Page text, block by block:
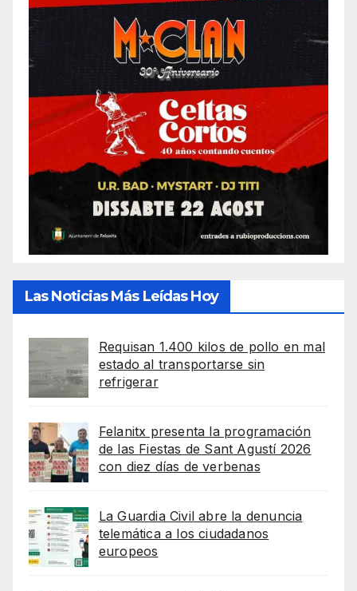
Las Noticias Más Leídas Hoy
Requisan 1.400 kilos de pollo en mal
estado al transportarse sin
refrigerar
Felanitx presenta la programación
de las Fiestas de Sant Agustí 2026
con diez días de verbenas
La Guardia Civil abre la denuncia
telemática a los ciudadanos
europeos